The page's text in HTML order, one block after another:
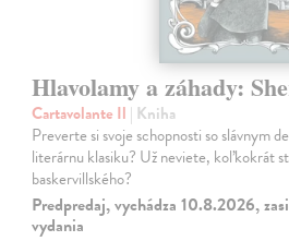
Hlavolamy a záhady:
Cartavolante Il | Kniha
Preverte si svoje schopnosti so slávnym
literárnu klasiku? Už neviete, koľkokrát
baskervillského?
Predpredaj, vychádza 10.8.2026,
vydania